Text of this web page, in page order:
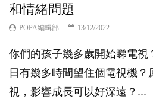
和情緒問題
POPA編輯部 13/12/2022
你們的孩子幾多歲開始睇電視
日有幾多時間望住個電視機？
視，影響成長可以好深遠？...